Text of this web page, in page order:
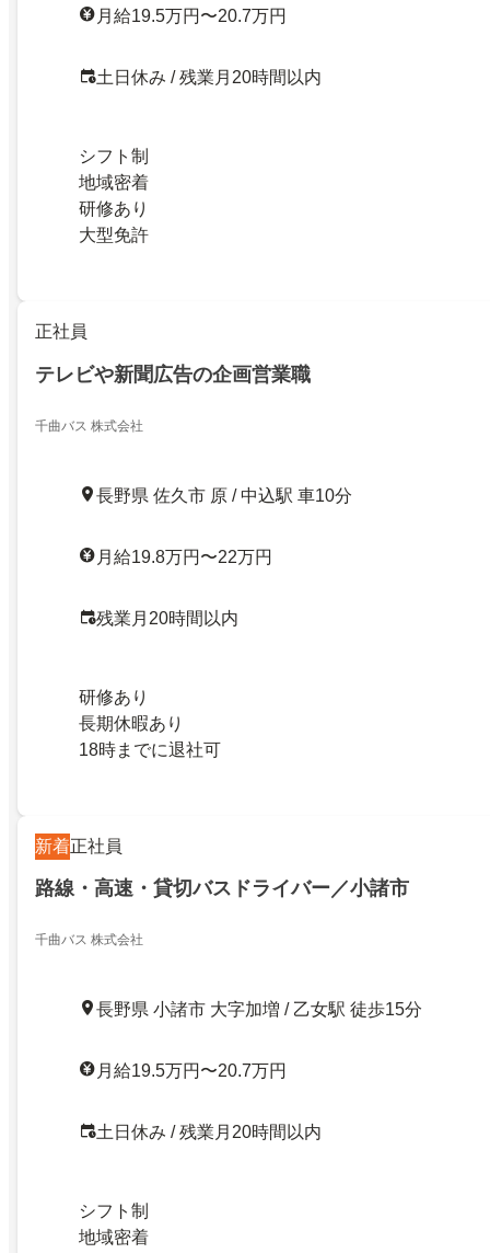
月給19.5万円〜20.7万円
土日休み / 残業月20時間以内
シフト制
地域密着
研修あり
大型免許
正社員
テレビや新聞広告の企画営業職
千曲バス 株式会社
長野県 佐久市 原 / 中込駅 車10分
月給19.8万円〜22万円
残業月20時間以内
研修あり
長期休暇あり
18時までに退社可
新着正社員
路線・高速・貸切バスドライバー／小諸市
千曲バス 株式会社
長野県 小諸市 大字加増 / 乙女駅 徒歩15分
月給19.5万円〜20.7万円
土日休み / 残業月20時間以内
シフト制
地域密着